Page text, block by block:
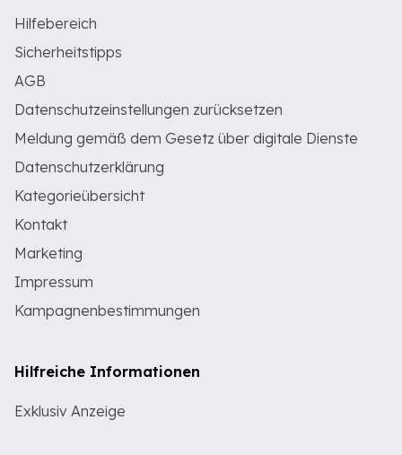
Hilfebereich
Sicherheitstipps
AGB
Datenschutzeinstellungen zurücksetzen
Meldung gemäß dem Gesetz über digitale Dienste
Datenschutzerklärung
Kategorieübersicht
Kontakt
Marketing
Impressum
Kampagnenbestimmungen
Hilfreiche Informationen
Exklusiv Anzeige